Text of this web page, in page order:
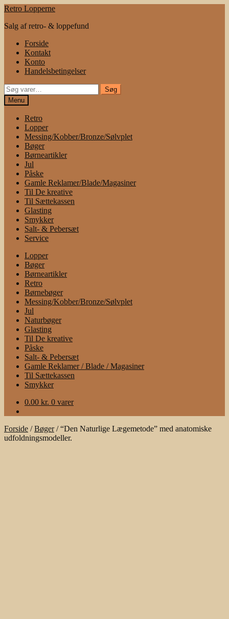
Spring
navigation
Spring
indhold
Retro Lopperne
Salg af retro- & loppefund
Forside
Kontakt
Konto
Handelsbetingelser
Søg
efter:
Søg
Menu
Retro
Lopper
Messing/Kobber/Bronze/Sølvplet
Bøger
Børneartikler
Jul
Påske
Gamle Reklamer/Blade/Magasiner
Til De kreative
Til Sættekassen
Glasting
Smykker
Salt- & Pebersæt
Service
Lopper
Bøger
Børneartikler
Retro
Børnebøger
Messing/Kobber/Bronze/Sølvplet
Jul
Naturbøger
Glasting
Til De kreative
Påske
Salt- & Pebersæt
Gamle Reklamer / Blade / Magasiner
Til Sættekassen
Smykker
0.00 kr. 0 varer
Forside /Bøger/“Den Naturlige Lægemetode” med anatomiske
udfoldningsmodeller.